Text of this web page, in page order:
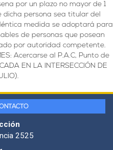
por un plazo no mayor de 1
dicha persona sea titular del
medida se adoptará para
de personas que posean
por autoridad competente.
Acercarse al P.A.C, Punto de
EN LA INTERSECCIÓN DE
2525